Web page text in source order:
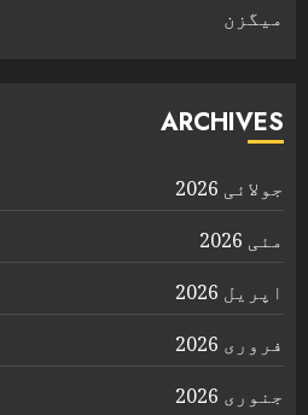
ميگزن
ARCHIVES
جولائی 2026
مئی 2026
اپریل 2026
فروری 2026
جنوری 2026